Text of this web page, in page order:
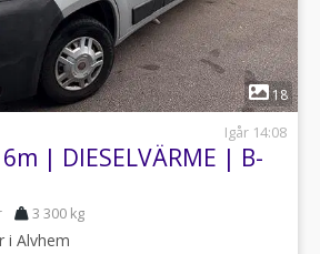
1
18
Igår 14:08
| DIESELVÄRME | B-
3 300 kg
i Alvhem